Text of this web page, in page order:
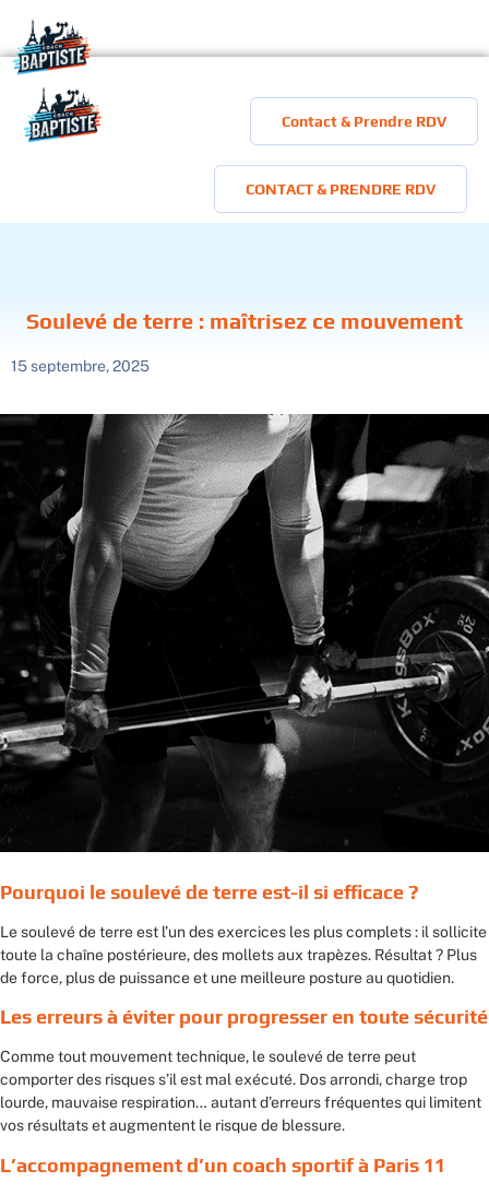
contenu
Contact & Prendre RDV
CONTACT & PRENDRE RDV
Soulevé de terre : maîtrisez ce mouvement
15 septembre, 2025
Pourquoi le soulevé de terre est-il si efficace ?
Le soulevé de terre est l’un des exercices les plus complets : il sollicite
toute la chaîne postérieure, des mollets aux trapèzes. Résultat ? Plus
de force, plus de puissance et une meilleure posture au quotidien.
Les erreurs à éviter pour progresser en toute sécurité
Comme tout mouvement technique, le soulevé de terre peut
comporter des risques s’il est mal exécuté. Dos arrondi, charge trop
lourde, mauvaise respiration… autant d’erreurs fréquentes qui limitent
vos résultats et augmentent le risque de blessure.
L’accompagnement d’un coach sportif à Paris 11